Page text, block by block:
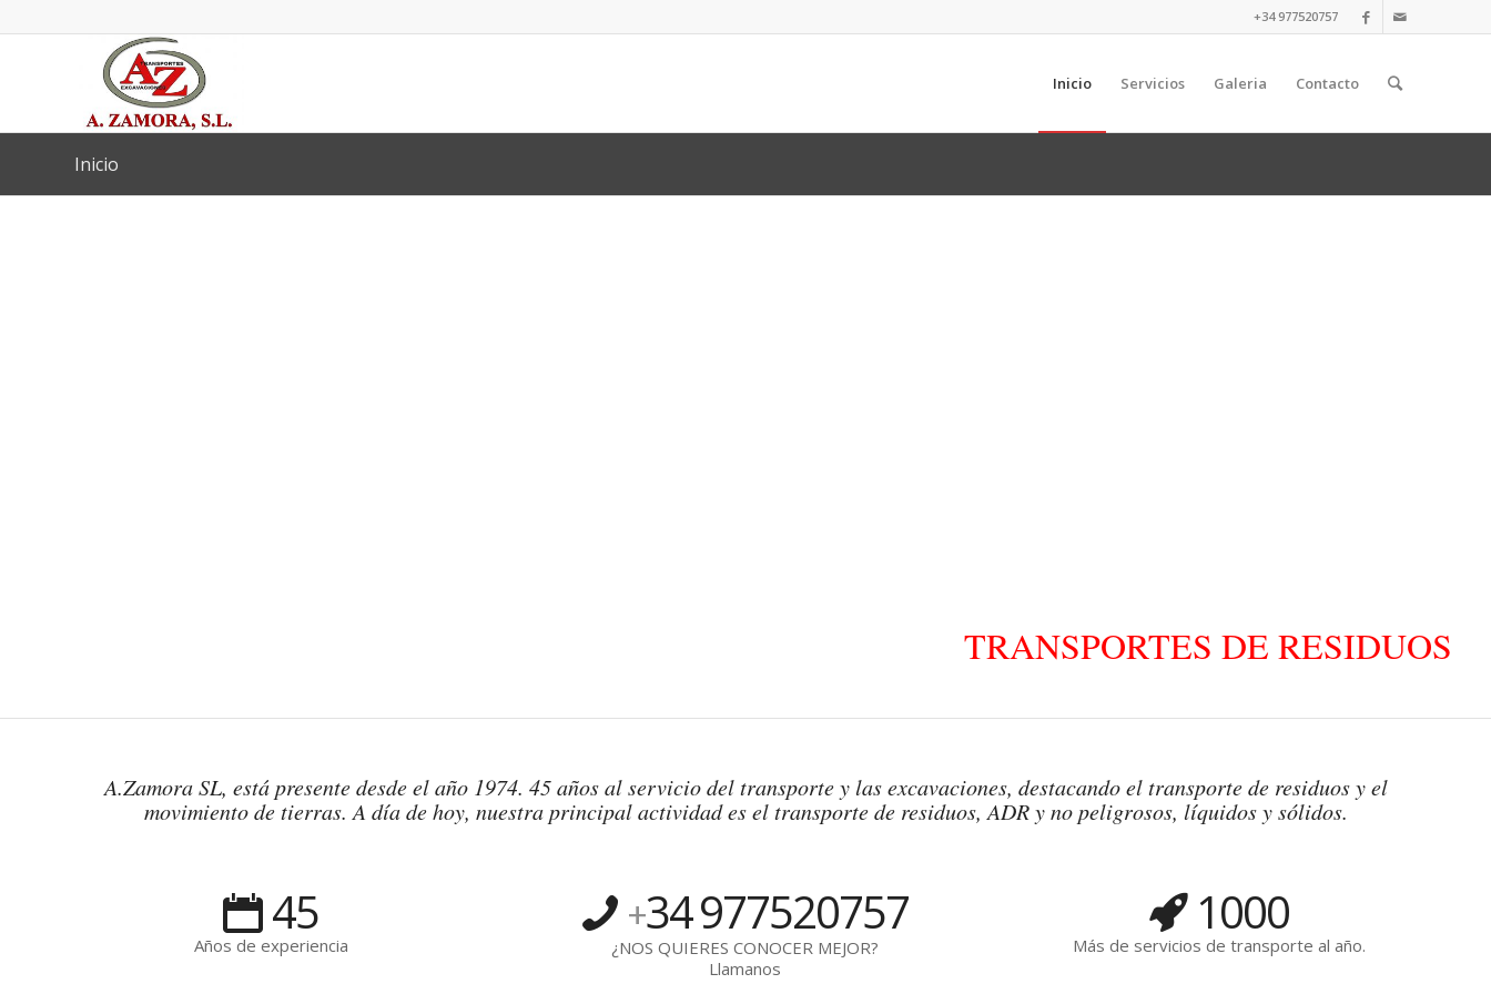
+34 977520757
Inicio Servicios Galeria Contacto
Inicio
TRANSPORTES DE RESIDUOS
A.Zamora SL, está presente desde el año 1974. 45 años al servicio del transporte y las excavaciones, destacando el transporte de residuos y el
movimiento de tierras. A día de hoy, nuestra principal actividad es el transporte de residuos, ADR y no peligrosos, líquidos y sólidos.
45
Años de experiencia
+34977520757
¿NOS QUIERES CONOCER MEJOR?
Llamanos
1000
Más de servicios de transporte al año.